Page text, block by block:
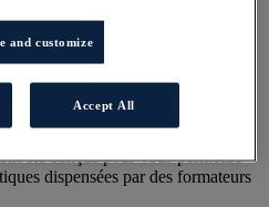
été conçus pour vous permettre
dispensées par des formateurs
and customize
Accept All